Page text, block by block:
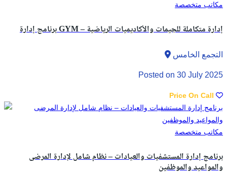
مكاتب متخصصة
برنامج إدارة GYM – إدارة متكاملة للجيمات والأكاديميات الرياضية
التجمع الخامس
Posted on 30 July 2025
Price On Call
مكاتب متخصصة
برنامج إدارة المستشفيات والعيادات – نظام شامل لإدارة المرضى
والمواعيد والموظفين